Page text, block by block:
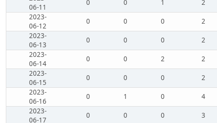
06-11
0 0 1
2
2023-
06-12
0 0 0
2
2023-
06-13
0 0 0
2
2023-
06-14
0 0 2
2
2023-
06-15
0 0 0
2
2023-
06-16
0 1 0
4
2023-
06-17
0 0 0
3